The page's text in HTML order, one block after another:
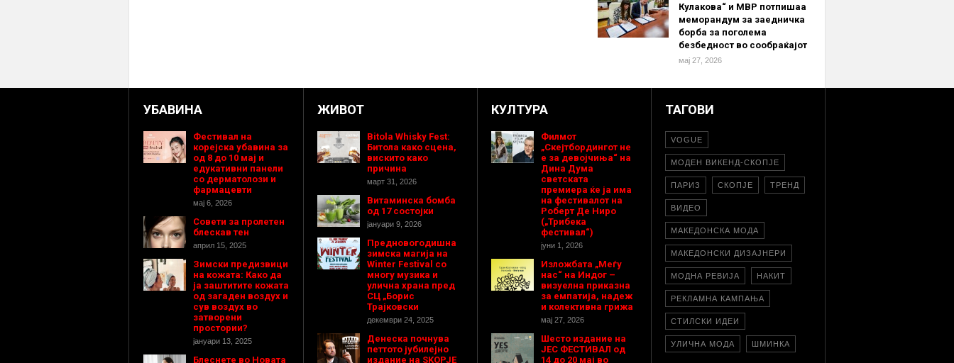
Кулакова“ и МВР потпишаа
меморандум за заедничка
борба за поголема
безбедност во сообраќајот
мај 27, 2026
УБАВИНА
Фестивал на
корејска убавина за
од 8 до 10 мај и
едукативни панели
со дерматолози и
фармацевти
мај 6, 2026
Совети за пролетен
блескав тен
април 15, 2025
Зимски предизвици
на кожата: Како да
ја заштитите кожата
од загаден воздух и
сув воздух во
затворени
простории?
јануари 13, 2025
Блеснете во Новата
ЖИВОТ
Bitola Whisky Fest:
Битола како сцена,
вискито како
причина
март 31, 2026
Витаминска бомба
од 17 состојки
јануари 9, 2026
Предновогодишнa
зимска магија на
Winter Festival со
многу музика и
улична храна пред
СЦ „Борис
Трајковски
декември 24, 2025
Денеска почнува
петтото јубилејно
издание на SKOPJE
КУЛТУРА
Филмот
„Скејтбордингот не
е за девојчиња“ на
Дина Дума
светската
премиера ќе ја има
на фестивалот на
Роберт Де Ниро
(„Трибека
фестивал“)
јуни 1, 2026
Изложбата „Меѓу
нас“ на Индог –
визуелна приказна
за емпатија, надеж
и колективна грижа
мај 27, 2026
Шесто издание на
ЈЕС ФЕСТИВАЛ од
14 до 20 мај во
ТАГОВИ
VOGUE
МОДЕН ВИКЕНД-СКОПЈЕ
ПАРИЗ СКОПЈЕ ТРЕНД
ВИДЕО
МАКЕДОНСКА МОДА
МАКЕДОНСКИ ДИЗАЈНЕРИ
МОДНА РЕВИЈА НАКИТ
РЕКЛАМНА КАМПАЊА
СТИЛСКИ ИДЕИ
УЛИЧНА МОДА ШМИНКА